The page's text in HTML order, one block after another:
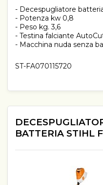
- Decespugliatore
- Potenza kw 0,8
- Peso kg. 3,6
- Testina falciante
- Macchina nuda senza
ST-FA070115720
BATTERIA STIHL